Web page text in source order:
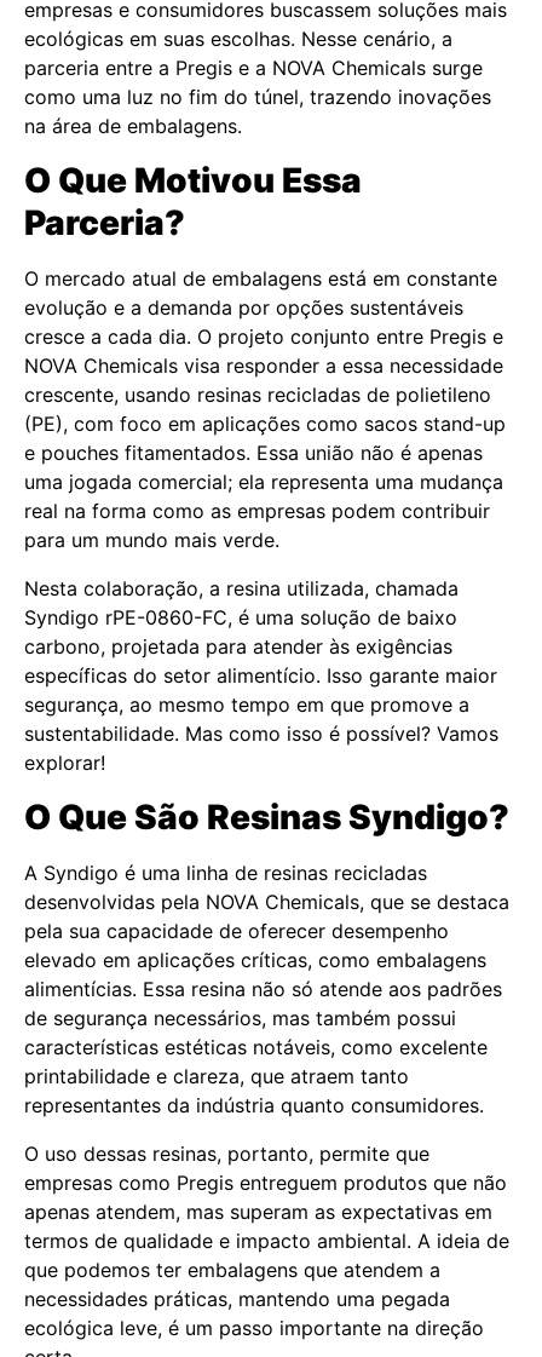
empresas e consumidores buscassem soluções mais
ecológicas em suas escolhas. Nesse cenário, a
parceria entre a Pregis e a NOVA Chemicals surge
como uma luz no fim do túnel, trazendo inovações
na área de embalagens.
O Que Motivou Essa
Parceria?
O mercado atual de embalagens está em constante
evolução e a demanda por opções sustentáveis
cresce a cada dia. O projeto conjunto entre Pregis e
NOVA Chemicals visa responder a essa necessidade
crescente, usando resinas recicladas de polietileno
(PE), com foco em aplicações como sacos stand-up
e pouches fitamentados. Essa união não é apenas
uma jogada comercial; ela representa uma mudança
real na forma como as empresas podem contribuir
para um mundo mais verde.
Nesta colaboração, a resina utilizada, chamada
Syndigo rPE-0860-FC, é uma solução de baixo
carbono, projetada para atender às exigências
específicas do setor alimentício. Isso garante maior
segurança, ao mesmo tempo em que promove a
sustentabilidade. Mas como isso é possível? Vamos
explorar!
O Que São Resinas Syndigo?
A Syndigo é uma linha de resinas recicladas
desenvolvidas pela NOVA Chemicals, que se destaca
pela sua capacidade de oferecer desempenho
elevado em aplicações críticas, como embalagens
alimentícias. Essa resina não só atende aos padrões
de segurança necessários, mas também possui
características estéticas notáveis, como excelente
printabilidade e clareza, que atraem tanto
representantes da indústria quanto consumidores.
O uso dessas resinas, portanto, permite que
empresas como Pregis entreguem produtos que não
apenas atendem, mas superam as expectativas em
termos de qualidade e impacto ambiental. A ideia de
que podemos ter embalagens que atendem a
necessidades práticas, mantendo uma pegada
ecológica leve, é um passo importante na direção